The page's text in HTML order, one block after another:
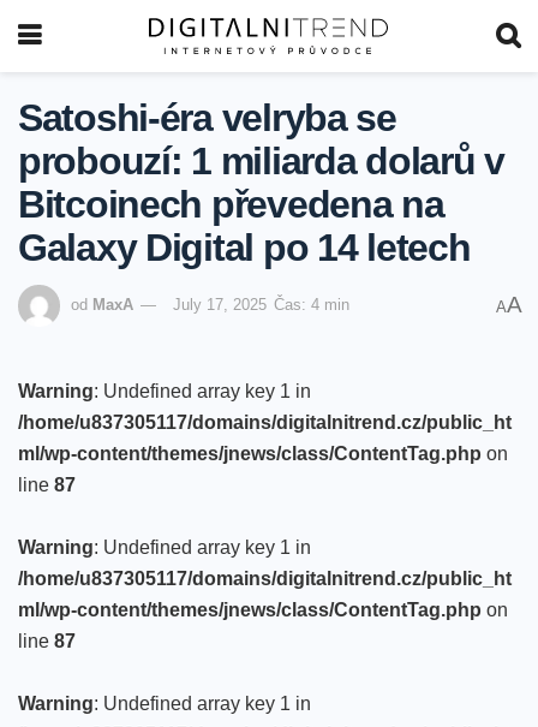
Satoshi-éra velryba se
probouzí: 1 miliarda dolarů v
Bitcoinech převedena na
Galaxy Digital po 14 letech
od MaxA July 17, 2025 Čas: 4 min AA
Warning: Undefined array key 1 in
/home/u837305117/domains/digitalnitrend.cz/public_ht
ml/wp-content/themes/jnews/class/ContentTag.php on
line 87
Warning: Undefined array key 1 in
/home/u837305117/domains/digitalnitrend.cz/public_ht
ml/wp-content/themes/jnews/class/ContentTag.php on
line 87
Warning: Undefined array key 1 in